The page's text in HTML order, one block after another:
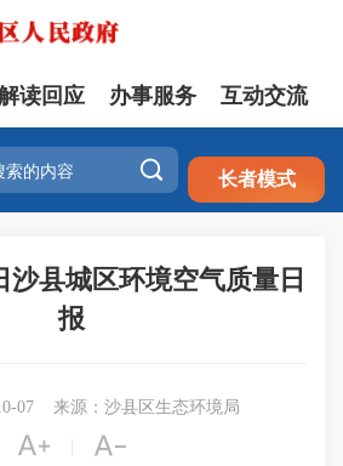
注册 登录
读回应 办事服务 互动交流
 长者模式
沙县城区环境空气质量日
报
07 来源：沙县区生态环境局
 